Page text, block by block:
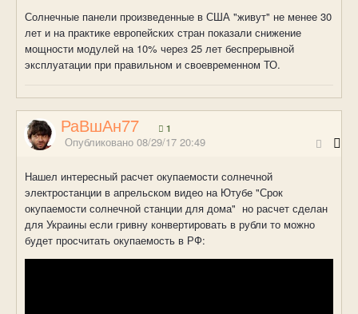
Солнечные панели произведенные в США "живут" не менее 30
лет и на практике европейских стран показали снижение
мощности модулей на 10% через 25 лет беспрерывной
эксплуатации при правильном и своевременном ТО.
РаВшАн77 1
Опубликовано 08/29/17 20:49
Нашел интересный расчет окупаемости солнечной
электростанции в апрельском видео на Ютубе "Срок
окупаемости солнечной станции для дома" но расчет сделан
для Украины если гривну конвертировать в рубли то можно
будет просчитать окупаемость в РФ: